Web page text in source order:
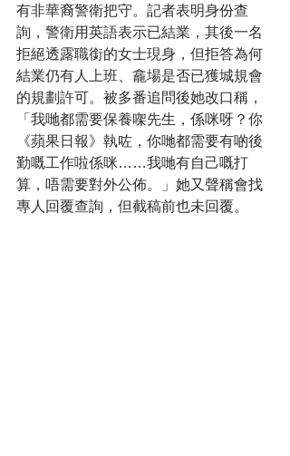
有非華裔警衛把守。記者表明身份查
詢，警衛用英語表示已結業，其後一名
拒絕透露職銜的女士現身，但拒答為何
結業仍有人上班、龕場是否已獲城規會
的規劃許可。被多番追問後她改口稱，
「我哋都需要保養㗎先生，係咪呀？你
《蘋果日報》執咗，你哋都需要有啲後
勤嘅工作啦係咪……我哋有自己嘅打
算，唔需要對外公佈。」她又聲稱會找
專人回覆查詢，但截稿前也未回覆。